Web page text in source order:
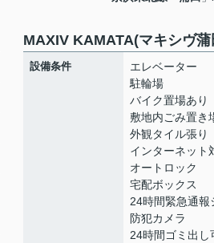
MAXIV KAMATA(マキシヴ
設備条件
エレベーター
駐輪場
バイク置場あり
敷地内ごみ置き
外観タイル張り
インターネット
オートロック
宅配ボックス
24時間緊急通報
防犯カメラ
24時間ゴミ出し